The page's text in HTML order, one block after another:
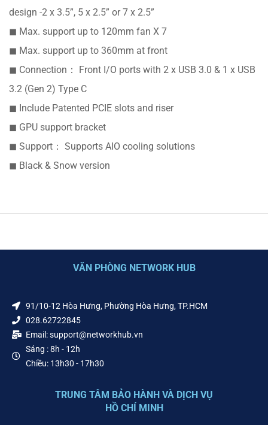
design -2 x 3.5”, 5 x 2.5” or 7 x 2.5”
◼ Max. support up to 120mm fan X 7
◼ Max. support up to 360mm at front
◼ Connection： Front I/O ports with 2 x USB 3.0 & 1 x USB
3.2 (Gen 2) Type C
◼ Include Patented PCIE slots and riser
◼ GPU support bracket
◼ Support： Supports AIO cooling solutions
◼ Black & Snow version
VĂN PHÒNG NETWORK HUB
91/10-12 Hòa Hưng, Phường Hòa Hưng, TP.HCM
028.62722845
Email: support@networkhub.vn
Sáng : 8h - 12h
Chiều: 13h30 - 17h30
TRUNG TÂM BẢO HÀNH VÀ DỊCH VỤ
HỒ CHÍ MINH